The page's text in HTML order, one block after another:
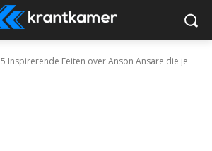
5 Inspirerende Feiten over Anson Ansare die je